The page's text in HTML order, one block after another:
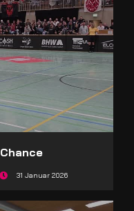
Chance
31 Januar 2026